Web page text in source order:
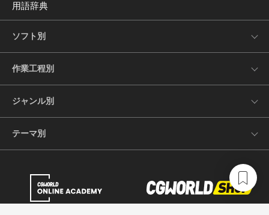
用語辞典
ソフト別
作業工程別
ジャンル別
テーマ別